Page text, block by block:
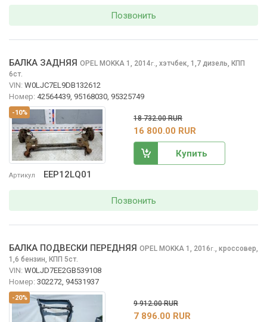
Позвонить
-10%
Артикул EEP12LQ01
БАЛКА ЗАДНЯЯ OPEL MOKKA 1, 2014г., хэтчбек, 1,7 дизель, КПП
6ст.
VIN: W0LJC7EL9DB132612
Номер: 42564439, 95168030, 95325749
18 732.00 RUR
16 800.00 RUR
Купить
Позвонить
-20%
БАЛКА ПОДВЕСКИ ПЕРЕДНЯЯ OPEL MOKKA 1, 2016г., кроссовер,
1,6 бензин, КПП 5ст.
VIN: W0LJD7EE2GB539108
Номер: 302272, 94531937
9 912.00 RUR
7 896.00 RUR